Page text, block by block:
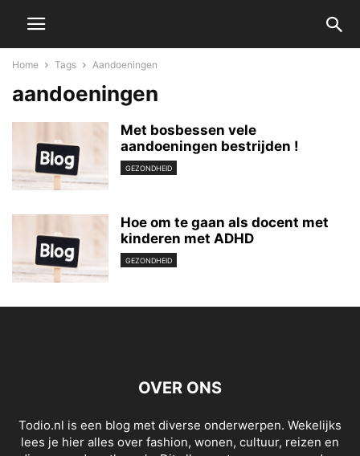
Home Tags Aandoeningen
aandoeningen
Met bosbessen vele
aandoeningen bestrijden !
GEZONDHEID
Hoe om te gaan als docent met
kinderen met ADHD
GEZONDHEID
OVER ONS
Todio.nl is een blog met diverse onderwerpen. Wekelijks
lees je hier alles over fashion, wonen, cultuur, reizen en